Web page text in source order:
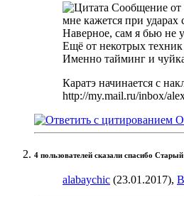
Сообщение от
мне кажется при ударах
Наверное, сам я бью не
Ещё от некотрых
Именно тайминг и
Каратэ начинается с
http://my.mail.ru/inbox/
4 пользователей сказали cпасибо
alabaychic (23.01.2017),